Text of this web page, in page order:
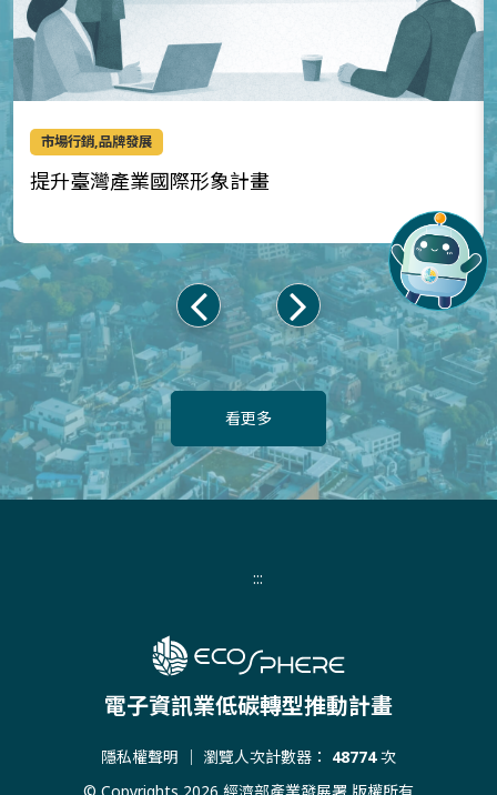
市場行銷,品牌發展
提升臺灣產業國際形象計畫
上
一
頁
下
一
頁
看更多
:::
電子資訊業低碳轉型推動計畫
隱私權聲明 ｜ 瀏覽人次計數器： 48774次